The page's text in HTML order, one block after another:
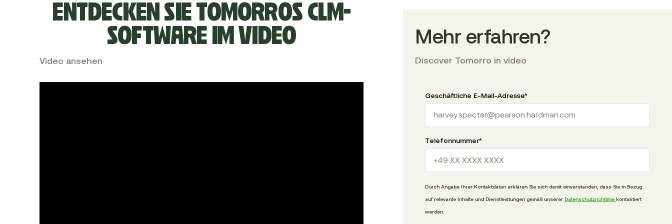
ENTDECKEN SIE TOMORROS CLM-
SOFTWARE IM VIDEO
Video ansehen
Mehr erfahren?
Discover Tomorro in video
Geschäftliche E-Mail-Adresse*
Telefonnummer*
Durch Angabe Ihrer Kontaktdaten erklären Sie sich damit einverstanden, dass Sie in Bezug
auf relevante Inhalte und Dienstleistungen gemäß unsererDatenschutzrichtliniekontaktiert
werden.